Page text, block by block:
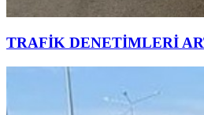
TRAFİK DENETİMLERİ